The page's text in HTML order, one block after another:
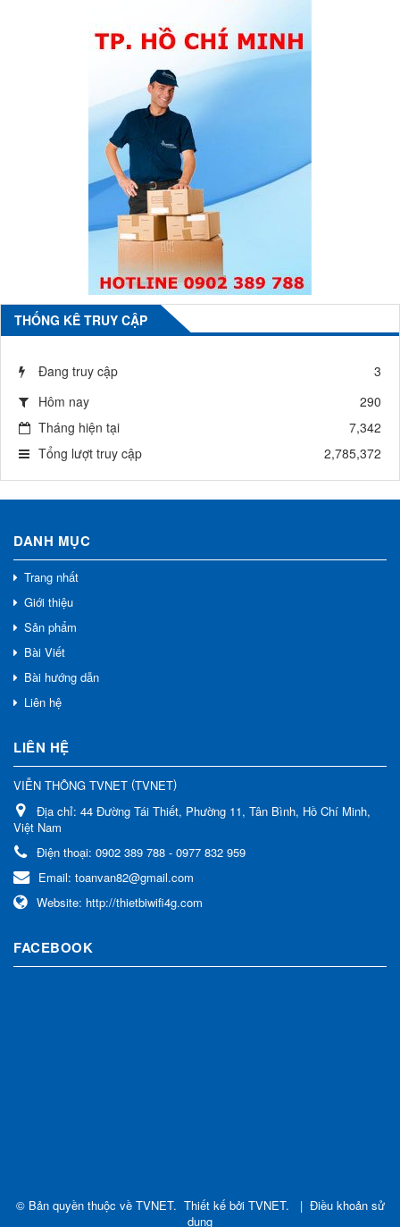
THỐNG KÊ TRUY CẬP
Đang truy cập
3
Hôm nay
290
Tháng hiện tại
7,342
Tổng lượt truy cập
2,785,372
DANH MỤC
Trang nhất
Giới thiệu
Sản phẩm
Bài Viết
Bài hướng dẫn
Liên hệ
LIÊN HỆ
VIỄN THÔNG TVNET (TVNET)
Địa chỉ: 44 Đường Tái Thiết, Phường 11, Tân Bình, Hồ Chí Minh,
Việt Nam
Điện thoại: 0902 389 788 - 0977 832 959
Email: toanvan82@gmail.com
Website: http://thietbiwifi4g.com
FACEBOOK
© Bản quyền thuộc về TVNET. Thiết kế bởi TVNET. | Điều khoản sử
dụng